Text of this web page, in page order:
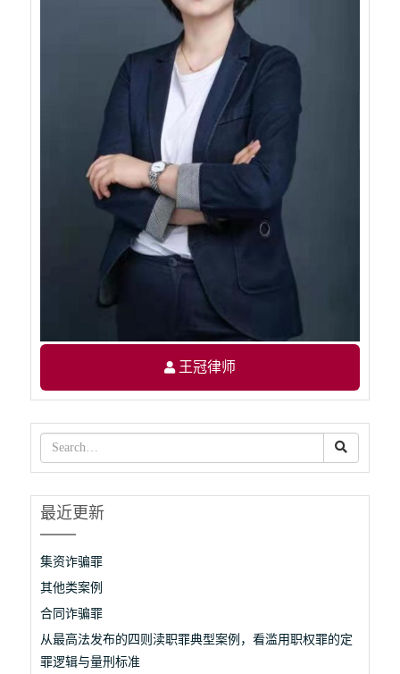
王冠律师
最近更新
集资诈骗罪
其他类案例
合同诈骗罪
从最高法发布的四则渎职罪典型案例，看滥用职权罪的定
罪逻辑与量刑标准